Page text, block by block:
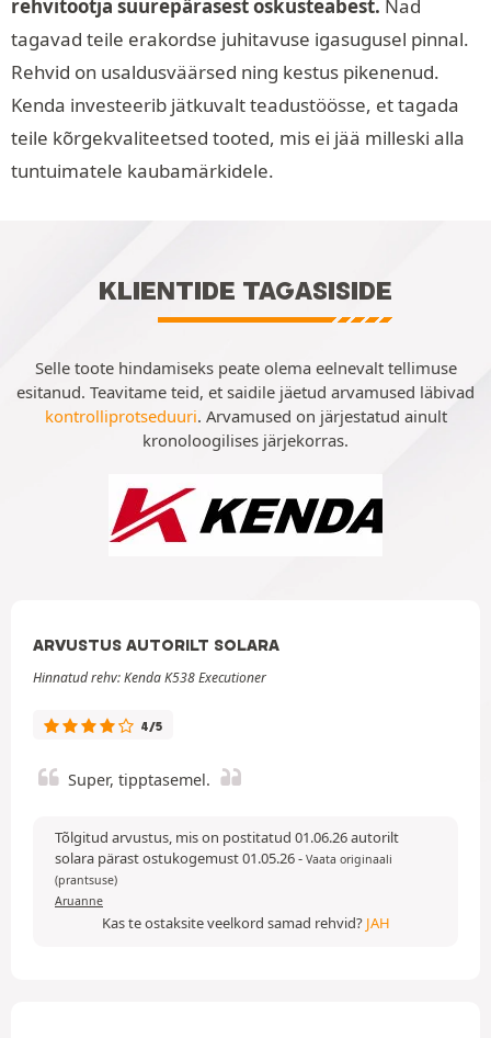
rehvitootja suurepärasest oskusteabest. Nad
tagavad teile erakordse juhitavuse igasugusel pinnal.
Rehvid on usaldusväärsed ning kestus pikenenud.
Kenda investeerib jätkuvalt teadustöösse, et tagada
teile kõrgekvaliteetsed tooted, mis ei jää milleski alla
tuntuimatele kaubamärkidele.
KLIENTIDE TAGASISIDE
Selle toote hindamiseks peate olema eelnevalt tellimuse
esitanud. Teavitame teid, et saidile jäetud arvamused läbivad
kontrolliprotseduuri. Arvamused on järjestatud ainult
kronoloogilises järjekorras.
ARVUSTUS AUTORILT SOLARA
Hinnatud rehv: Kenda K538 Executioner
4/5
Super, tipptasemel.
Tõlgitud arvustus, mis on postitatud 01.06.26 autorilt
solara pärast ostukogemust 01.05.26- Vaata originaali
(prantsuse)
Aruanne
Kas te ostaksite veelkord samad rehvid? JAH